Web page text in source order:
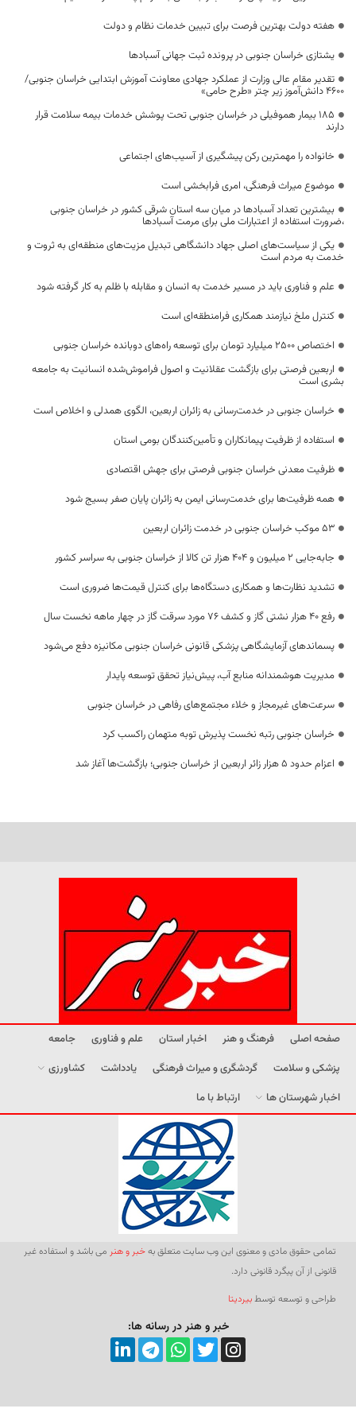
هفته دولت بهترین فرصت برای تبیین خدمات نظام و دولت
یشتازی خراسان جنوبی در پرونده ثبت جهانی آسبادها
تقدیر مقام عالی وزارت از عملکرد جهادی معاونت آموزش ابتدایی خراسان جنوبی/
۴۶۰۰ دانش‌آموز زیر چتر «طرح حامی»
۱۸۵ بیمار هموفیلی در خراسان جنوبی تحت پوشش خدمات بیمه سلامت قرار
دارند
خانواده را مهمترین رکن پیشگیری از آسیب‌های اجتماعی
موضوع میراث فرهنگی، امری فرابخشی است
بیشترین تعداد آسبادها در میان سه استان شرقی کشور در خراسان جنوبی
،ضرورت استفاده از اعتبارات ملی برای مرمت آسبادها
یکی از سیاست‌های اصلی جهاد دانشگاهی تبدیل مزیت‌های منطقه‌ای به ثروت و
خدمت به مردم است
علم و فناوری باید در مسیر خدمت به انسان و مقابله با ظلم به کار گرفته شود
کنترل ملخ نیازمند همکاری فرامنطقه‌ای است
اختصاص 2500 میلیارد تومان برای توسعه راه‌های دوبانده خراسان جنوبی
اربعین فرصتی برای بازگشت عقلانیت و اصول فراموش‌شده انسانیت به جامعه
بشری است
خراسان جنوبی در خدمت‌رسانی به زائران اربعین، الگوی همدلی و اخلاص است
استفاده از ظرفیت پیمانکاران و تأمین‌کنندگان بومی استان
ظرفیت معدنی خراسان جنوبی فرصتی برای جهش اقتصادی
همه ظرفیت‌ها برای خدمت‌رسانی ایمن به زائران پایان صفر بسیج شود
53 موکب خراسان جنوبی در خدمت زائران اربعین
جابه‌جایی 2 میلیون و 404 هزار تن کالا از خراسان جنوبی به سراسر کشور
تشدید نظارت‌ها و همکاری دستگاه‌ها برای کنترل قیمت‌ها ضروری است
رفع 40 هزار نشتی گاز و کشف 76 مورد سرقت گاز در چهار ماهه نخست سال
پسماندهای آزمایشگاهی پزشکی قانونی خراسان جنوبی مکانیزه دفع می‌شود
مدیریت هوشمندانه منابع آب، پیش‌نیاز تحقق توسعه پایدار
سرعت‌های غیرمجاز و خلاء مجتمع‌های رفاهی در خراسان جنوبی
خراسان جنوبی رتبه نخست پذیرش توبه متهمان راکسب کرد
اعزام حدود 5 هزار زائر اربعین از خراسان جنوبی؛ بازگشت‌ها آغاز شد
صفحه اصلی فرهنگ و هنر اخبار استان علم و فناوری
جامعه
پزشکی و سلامت
گردشگری و میراث فرهنگی یادداشت
کشاورزی
اخبار شهرستان ها
ارتباط با ما
تمامی حقوق مادی و معنوی این وب سایت متعلق بهخبر و هنر می باشد و استفاده غیر
قانونی از آن پیگرد قانونی دارد.
طراحی و توسعه توسطبیردیتا
خبر و هنر در رسانه ها: